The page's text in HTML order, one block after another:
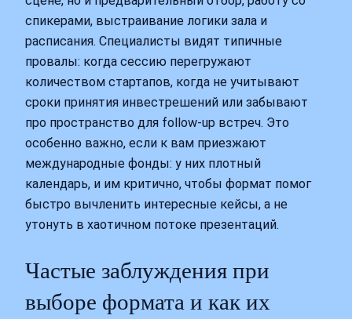
спикерами, выстраивание логики зала и
расписания. Специалисты видят типичные
провалы: когда сессию перегружают
количеством стартапов, когда не учитывают
сроки принятия инвестрешений или забывают
про пространство для follow-up встреч. Это
особенно важно, если к вам приезжают
международные фонды: у них плотный
календарь, и им критично, чтобы формат помог
быстро вычленить интересные кейсы, а не
утонуть в хаотичном потоке презентаций.
Частые заблуждения при
выборе формата и как их